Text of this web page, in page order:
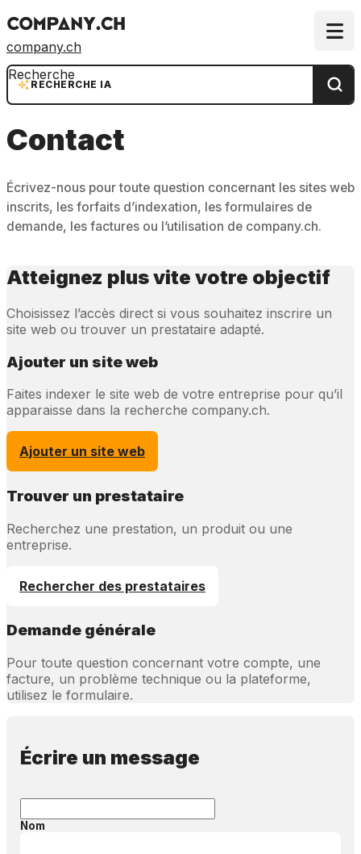
company.ch
RECHERCHE IA
Recherche
Contact
Écrivez-nous pour toute question concernant les sites web
inscrits, les forfaits d’indexation, les formulaires de
demande, les factures ou l’utilisation de company.ch.
Atteignez plus vite votre objectif
Choisissez l’accès direct si vous souhaitez inscrire un
site web ou trouver un prestataire adapté.
Ajouter un site web
Faites indexer le site web de votre entreprise pour qu’il
apparaisse dans la recherche company.ch.
Ajouter un site web
Trouver un prestataire
Recherchez une prestation, un produit ou une
entreprise.
Rechercher des prestataires
Demande générale
Pour toute question concernant votre compte, une
facture, un problème technique ou la plateforme,
utilisez le formulaire.
Écrire un message
Nom